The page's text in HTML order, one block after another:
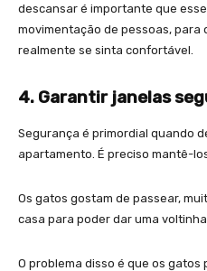
descansar é importante que
movimentação de pessoas, para
realmente se sinta confortável.
4. Garantir janelas
Segurança é primordial quando
apartamento. É preciso mantê-
Os gatos gostam de passear,
casa para poder dar uma voltinha
O problema disso é que os gatos